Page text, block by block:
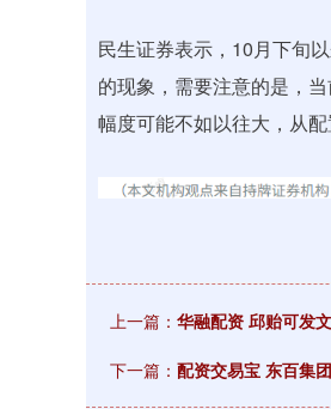
民生证券表示，10月下旬
的现象，需要注意的是，
幅度可能不如以往大，从
上一篇： 华融配资 邱贻可发
下一篇： 配资交易宝 东百集